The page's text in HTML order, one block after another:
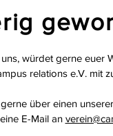
würdet gerne euer
relations e.V. mit
über einen
E-Mail an